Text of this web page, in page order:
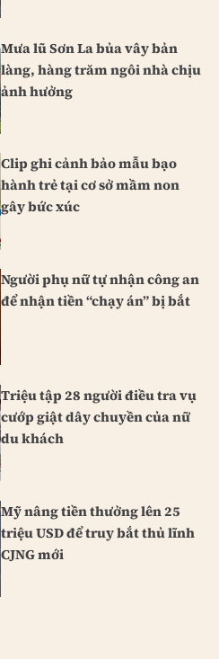
Mưa lũ Sơn La bủa vây bản
làng, hàng trăm ngôi nhà chịu
ảnh hưởng
Clip ghi cảnh bảo mẫu bạo
hành trẻ tại cơ sở mầm non
gây bức xúc
Người phụ nữ tự nhận công an
để nhận tiền “chạy án” bị bắt
Triệu tập 28 người điều tra vụ
cướp giật dây chuyền của nữ
du khách
Mỹ nâng tiền thưởng lên 25
triệu USD để truy bắt thủ lĩnh
CJNG mới